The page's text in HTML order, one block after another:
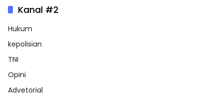
Kanal #2
Hukum
kepolisian
TNI
Opini
Advetorial